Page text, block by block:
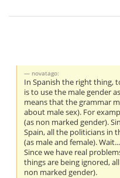
novatago:
In Spanish the right thing,
is to use the male gender
means that the grammar
about male sex). For
(as non marked gender).
Spain, all the politicians in
(as male and female).
Since we have real
things are being ignored,
non marked gender).